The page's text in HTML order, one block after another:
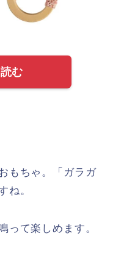
む
もちゃ。「ガラガ
ね。
って楽しめます。